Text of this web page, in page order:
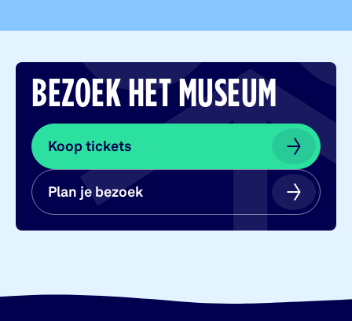
BEZOEK HET MUSEUM
Koop tickets
Koop tickets
Plan je bezoek
Plan je bezoek